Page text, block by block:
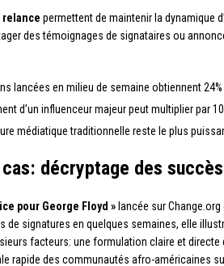
permettent de maintenir la dynamique
des témoignages de signataires ou
lancées en milieu de semaine obtiennent
d’un influenceur majeur peut multiplier par
médiatique traditionnelle reste le plus
décryptage des
pour George Floyd » lancée sur
de signatures en quelques semaines, elle
facteurs: une formulation claire et
rapide des communautés afro-américaines